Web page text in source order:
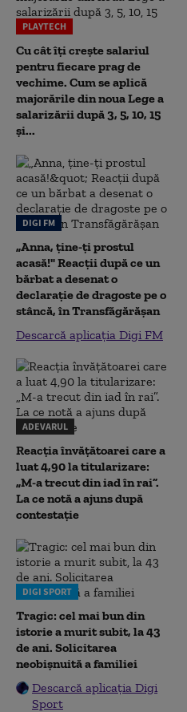
PLAYTECH
Cu cât îți crește salariul
pentru fiecare prag de
vechime. Cum se aplică
majorările din noua Lege a
salarizării după 3, 5, 10, 15
și...
DIGI FM
„Anna, ţine-ţi prostul
acasă!" Reacţii după ce un
bărbat a desenat o
declaraţie de dragoste pe o
stâncă, în Transfăgărăşan
Descarcă aplicația Digi FM
ADEVARUL
Reacția învățătoarei care a
luat 4,90 la titularizare:
„M-a trecut din iad în rai”.
La ce notă a ajuns după
contestație
DIGI SPORT
Tragic: cel mai bun din
istorie a murit subit, la 43
de ani. Solicitarea
neobișnuită a familiei
Descarcă aplicația Digi
Sport